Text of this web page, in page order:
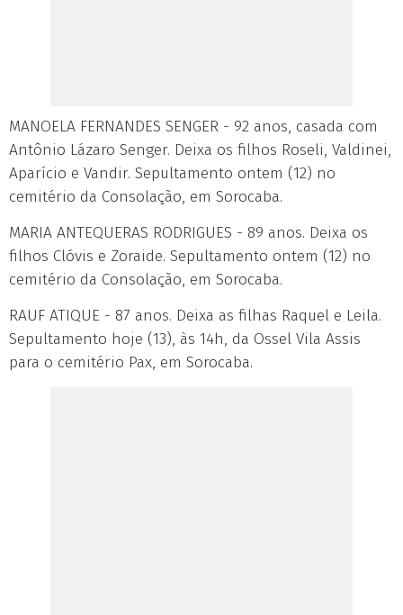
MANOELA FERNANDES SENGER - 92 anos, casada com
Antônio Lázaro Senger. Deixa os filhos Roseli, Valdinei,
Aparício e Vandir. Sepultamento ontem (12) no
cemitério da Consolação, em Sorocaba.
MARIA ANTEQUERAS RODRIGUES - 89 anos. Deixa os
filhos Clóvis e Zoraide. Sepultamento ontem (12) no
cemitério da Consolação, em Sorocaba.
RAUF ATIQUE - 87 anos. Deixa as filhas Raquel e Leila.
Sepultamento hoje (13), às 14h, da Ossel Vila Assis
para o cemitério Pax, em Sorocaba.